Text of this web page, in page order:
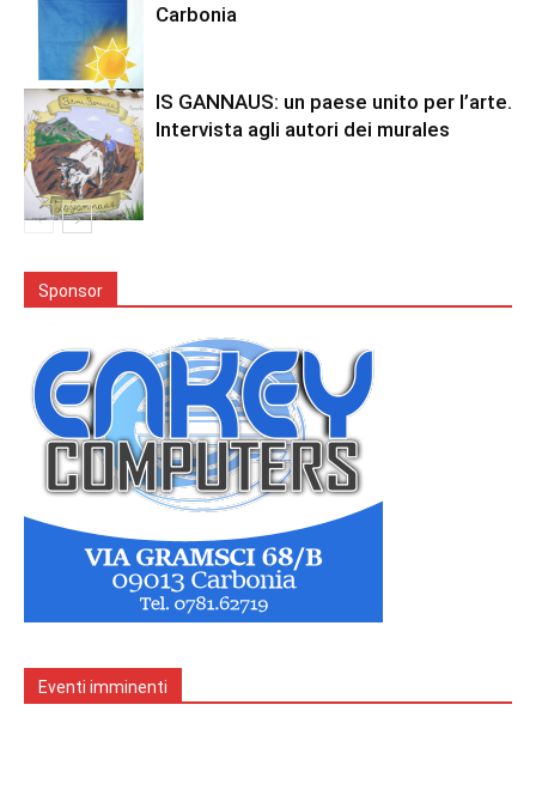
Carbonia
IS GANNAUS: un paese unito per l’arte.
Intervista agli autori dei murales
Sponsor
Eventi imminenti